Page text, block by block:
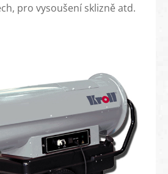
pro vysoušení sklizně atd.